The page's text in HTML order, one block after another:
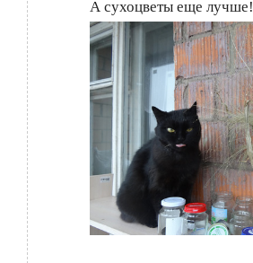
А сухоцветы еще лучше!